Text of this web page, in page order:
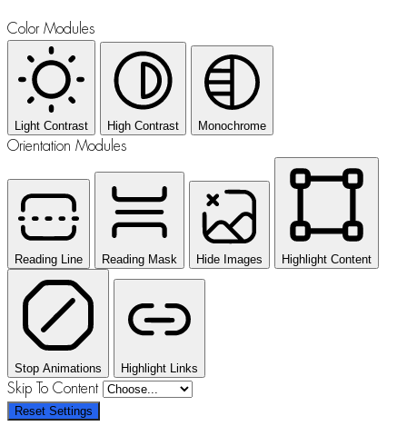
Color Modules
Light Contrast High Contrast Monochrome
Orientation Modules
Reading Line Reading Mask Hide Images Highlight Content
Stop Animations Highlight Links
Skip To Content
Reset Settings